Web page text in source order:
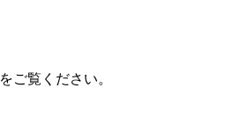
をご覧ください。